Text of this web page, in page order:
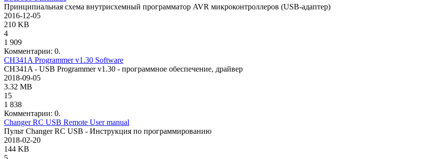
Принципиальная схема внутрисхемный программатор AVR микроконтроллеров (USB-адаптер)
2016-12-05
210 KB
4
1 909
Комментарии: 0.
CH341A Programmer v1.30 Software
CH341A - USB Programmer v1.30 - программное обеспечение, драйвер
2018-09-05
3.32 MB
15
1 838
Комментарии: 0.
Changer RC USB Remote User manual
Пульт Changer RC USB - Инструкция по программированию
2018-02-20
144 KB